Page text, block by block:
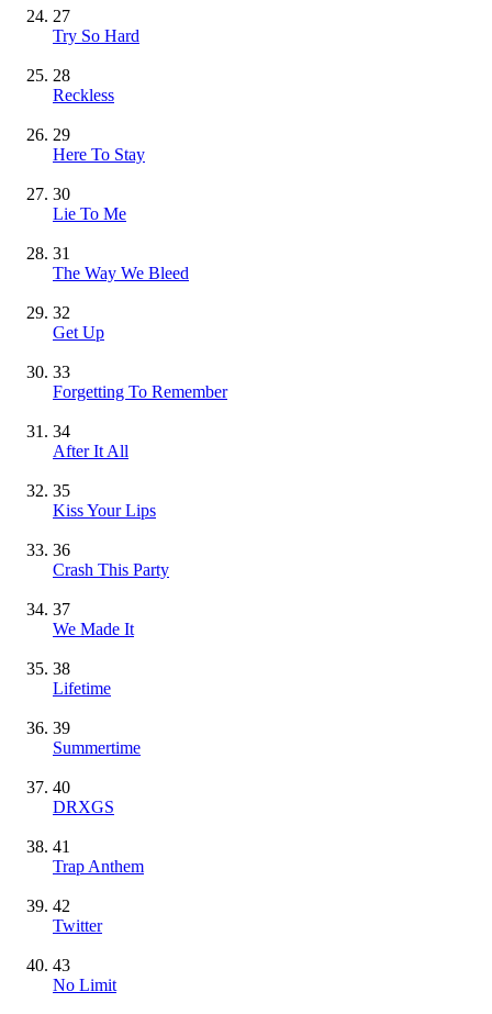
27
Try So Hard
28
Reckless
29
Here To Stay
30
Lie To Me
31
The Way We Bleed
32
Get Up
33
Forgetting To Remember
34
After It All
35
Kiss Your Lips
36
Crash This Party
37
We Made It
38
Lifetime
39
Summertime
40
DRXGS
41
Trap Anthem
42
Twitter
43
No Limit